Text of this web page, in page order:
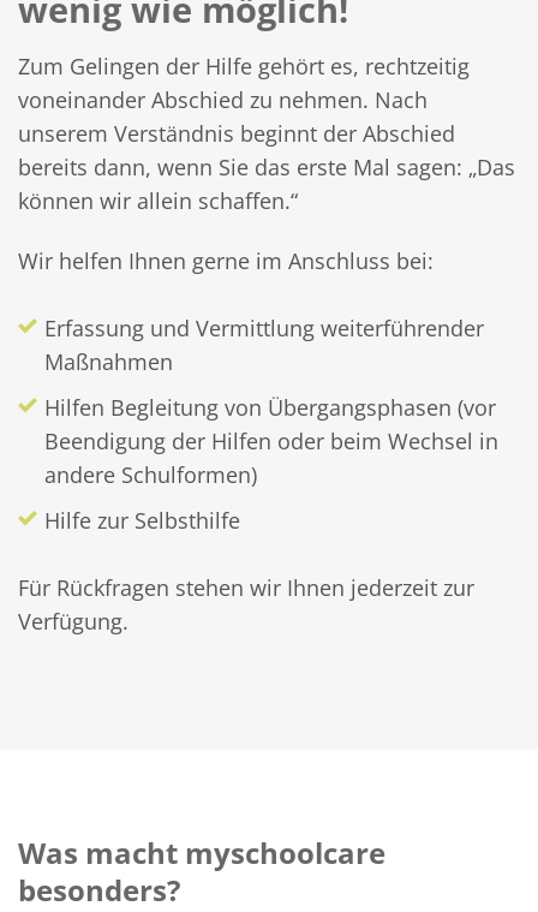
Zum Gelingen der Hilfe gehört es, rechtzeitig
voneinander Abschied zu nehmen. Nach
unserem Verständnis beginnt der Abschied
bereits dann, wenn Sie das erste Mal sagen: „Das
können wir allein schaffen.“
Wir helfen Ihnen gerne im Anschluss bei:
Erfassung und Vermittlung weiterführender
Maßnahmen
Hilfen Begleitung von Übergangsphasen (vor
Beendigung der Hilfen oder beim Wechsel in
andere Schulformen)
Hilfe zur Selbsthilfe
Für Rückfragen stehen wir Ihnen jederzeit zur
Verfügung.
Was macht myschoolcare
besonders?